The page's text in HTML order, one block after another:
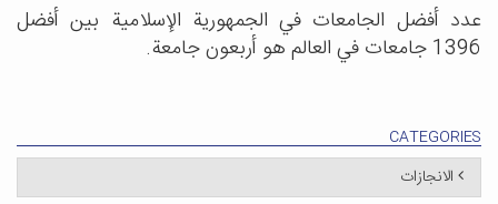
عدد أفضل الجامعات في الجمهورية الإسلامية بين أفضل
1396 جامعات في العالم هو أربعون جامعة.
CATEGORIES
الانجازات